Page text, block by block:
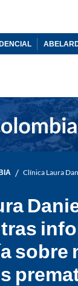
/ Clínica Laura
sobre